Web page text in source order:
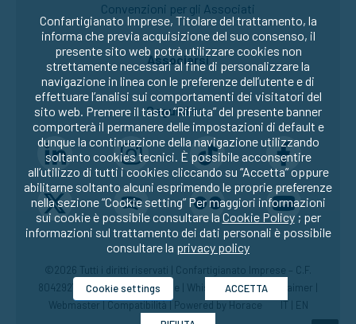
Convenzioni per gli Associati
Associarsi
Seguici su:
©2026 Tutti i diritti riservati | Confartigianato Imprese – C.F.
80429270582 |Privacy|Cookie Whistleblowing|Disclaimer
Webmaster|Compatibilità| Powered by Horace IT EN
Confartigianato Imprese, Titolare del trattamento, la
informa che previa acquisizione del suo consenso, il
presente sito web potrà utilizzare cookies non
strettamente necessari al fine di personalizzare la
navigazione in linea con le preferenze dell’utente e di
effettuare l’analisi sui comportamenti dei visitatori del
sito web. Premere il tasto “Rifiuta” del presente banner
comporterà il permanere delle impostazioni di default e
dunque la continuazione della navigazione utilizzando
soltanto cookies tecnici. È possibile acconsentire
all’utilizzo di tutti i cookies cliccando su “Accetta” oppure
abilitarne soltanto alcuni esprimendo le proprie preferenze
nella sezione “Cookie setting” Per maggiori informazioni
sui cookie è possibile consultare la Cookie Policy; per
informazioni sul trattamento dei dati personali è possibile
consultare la privacy policy
Cookie settings ACCETTA